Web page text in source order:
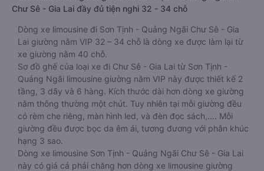
Chư Sê - Gia Lai đầy đủ tiện nghi 32 - 34 chỗ
Dòng xe limousine đi Sơn Tịnh - Quảng Ngãi Chư Sê - Gia
Lai giường nằm VIP 32 – 34 chỗ là dòng xe được làm lại từ
xe giường nằm 40 chỗ.
Sơ đồ ghế của loại xe đi Chư Sê - Gia Lai từ Sơn Tịnh -
Quảng Ngãi limousine giường nằm VIP này được thiết kế 2
tầng, 3 dãy và 6 hàng. Kích thước dài hơn dòng xe giường
nằm thông thường một chút. Tuy nhiên tại mỗi giường đều
có rèm che riêng, màn hình led, và đèn đọc sách,…. Mỗi
giường đều được bọc da êm ái, tương đương với phân khúc
hạng 3 sao.
Dòng xe limousine Sơn Tịnh - Quảng Ngãi Chư Sê - Gia Lai
này có giá cả phải chăng hơn dòng xe limousine giường